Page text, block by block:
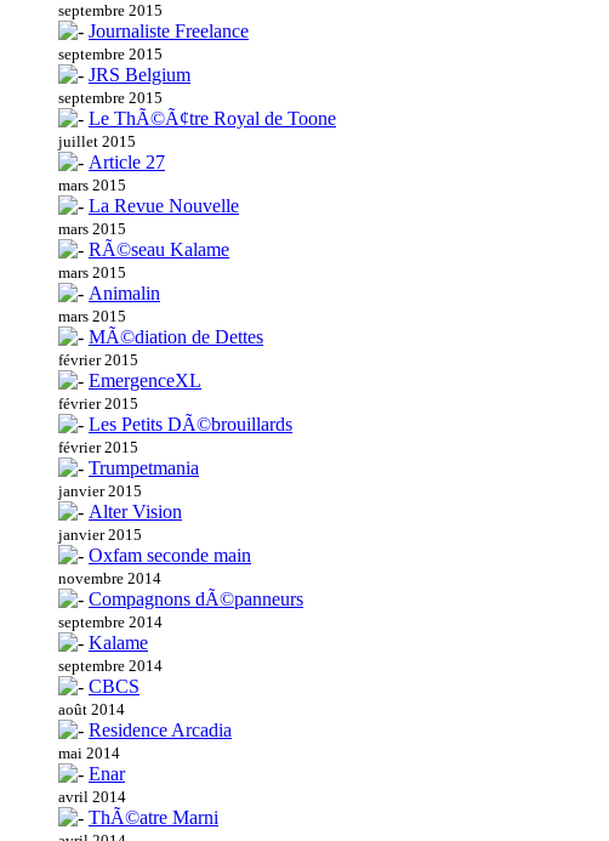
septembre 2015
Journaliste Freelance
septembre 2015
JRS Belgium
septembre 2015
Le ThÃ©Ã¢tre Royal de Toone
juillet 2015
Article 27
mars 2015
La Revue Nouvelle
mars 2015
RÃ©seau Kalame
mars 2015
Animalin
mars 2015
MÃ©diation de Dettes
février 2015
EmergenceXL
février 2015
Les Petits DÃ©brouillards
février 2015
Trumpetmania
janvier 2015
Alter Vision
janvier 2015
Oxfam seconde main
novembre 2014
Compagnons dÃ©panneurs
septembre 2014
Kalame
septembre 2014
CBCS
août 2014
Residence Arcadia
mai 2014
Enar
avril 2014
ThÃ©atre Marni